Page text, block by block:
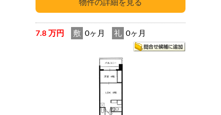
7.8 万円 敷 0ヶ月 礼 0ヶ月